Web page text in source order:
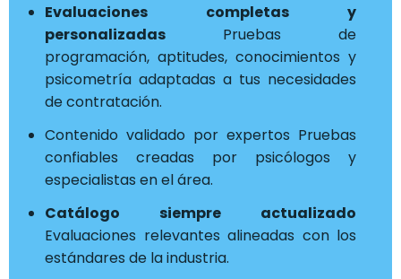
Evaluaciones completas y
personalizadas Pruebas de
programación, aptitudes, conocimientos y
psicometría adaptadas a tus necesidades
de contratación.
Contenido validado por expertos Pruebas
confiables creadas por psicólogos y
especialistas en el área.
Catálogo siempre actualizado
Evaluaciones relevantes alineadas con los
estándares de la industria.